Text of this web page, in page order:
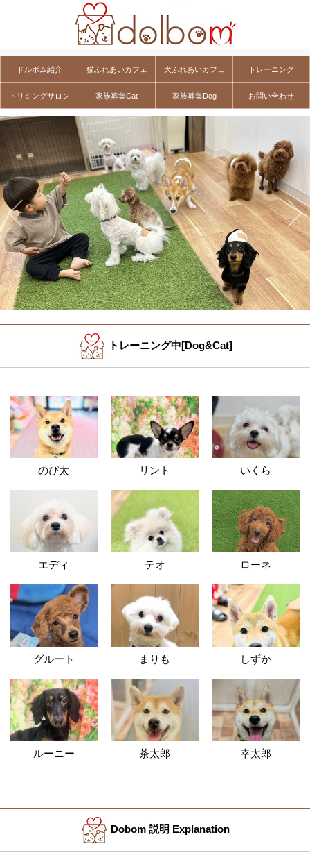
ドルボム紹介 猫ふれあいカフェ 犬ふれあいカフェ トレーニング
トリミングサロン 家族募集Cat 家族募集Dog お問い合わせ
トレーニング中[Dog&Cat]
のび太 リント いくら
エディ テオ ローネ
グルート まりも しずか
ルーニー 茶太郎 幸太郎
Dobom 説明 Explanation